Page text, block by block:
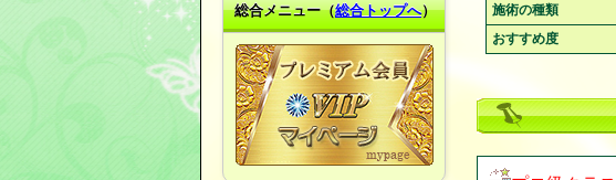
総合メニュー（総合トップへ）
施術の種類
おすすめ度